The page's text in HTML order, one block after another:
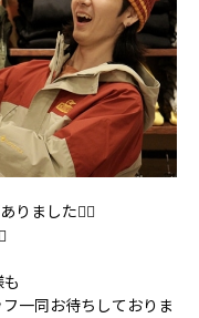
りました❤️‍🔥
一同お待ちしておりま